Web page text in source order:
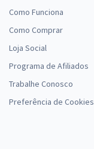
Como Funciona
Como Comprar
Loja Social
Programa de Afiliados
Trabalhe Conosco
Preferência de Cookies